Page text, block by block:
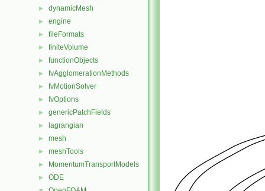
► dynamicMesh
► engine
► fileFormats
► finiteVolume
► functionObjects
► fvAgglomerationMethods
► fvMotionSolver
► fvOptions
► genericPatchFields
► lagrangian
► mesh
► meshTools
► MomentumTransportModels
► ODE